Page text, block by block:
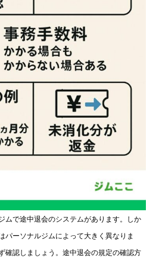
ムで途中退会のシステムがあります。しか
パーソナルジムによって大きく異なりま
確認しましょう。途中退会の規定の確認方